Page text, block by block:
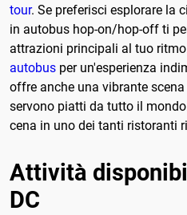
tour. Se preferisci esplorare la
in autobus hop-on/hop-off ti
attrazioni principali al tuo
autobus per un'esperienza
offre anche una vibrante
servono piatti da tutto il
cena in uno dei tanti ristoranti
Attività
DC